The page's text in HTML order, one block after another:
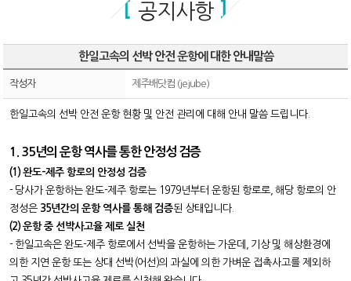
공지사항
한일고속의 선박 안전 운항에 대한 안내말씀
작성자 제주배닷컴 (jejube)
한일고속의 선박 안전 운항 현황 및 안전 관리에 대해 안내 말씀 드립니다.
1. 35년의 운항 역사를 통한 안정성 검증
(1) 완도-제주 항로의 안정성 검증
- 당사가 운항하는 완도-제주 항로는 1979년부터 운항된 항로로, 해당 항로의 안
정성은 35년간의 운항 역사를 통해 검증된 상태입니다.
(2)운항 중 선박사고율 제로 실천
- 한일고속은 완도-제주 항로에서 선박을 운항하는 가운데,
기상 및 해상환경에
의한 지연 운항 또는 상대 선박(어선)의 과실에 의한 가벼운 접촉사고를 제외하